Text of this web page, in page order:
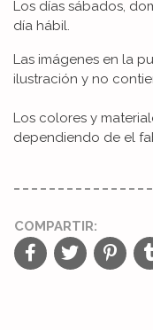
Los días sábados,
día hábil.
Las imágenes en la
ilustración y no
Los colores y
dependiendo de el
COMPARTIR: